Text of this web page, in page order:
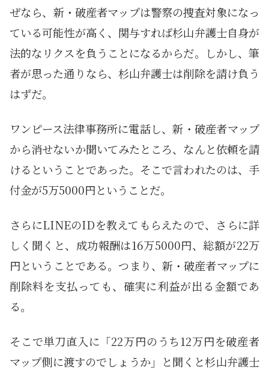
ぜなら、新・破産者マップは警察の捜査対象になっ
ている可能性が高く、関与すれば杉山弁護士自身が
法的なリクスを負うことになるからだ。しかし、筆
者が思った通りなら、杉山弁護士は削除を請け負う
はずだ。
ワンピース法律事務所に電話し、新・破産者マップ
から消せないか聞いてみたところ、なんと依頼を請
けるということであった。そこで言われたのは、手
付金が5万5000円ということだ。
さらにLINEのIDを教えてもらえたので、さらに詳
しく聞くと、成功報酬は16万5000円、総額が22万
円ということである。つまり、新・破産者マップに
削除料を支払っても、確実に利益が出る金額であ
る。
そこで単刀直入に「22万円のうち12万円を破産者
マップ側に渡すのでしょうか」と聞くと杉山弁護士